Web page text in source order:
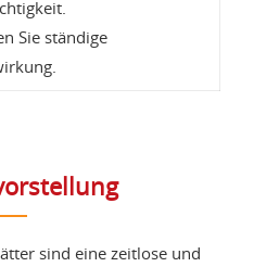
Sie ständige
sind eine zeitlose und